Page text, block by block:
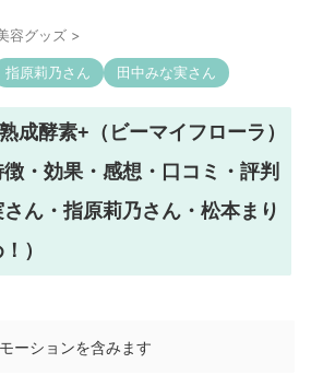
容グッズ >
指原莉乃さん 田中みな実さん
成酵素+（ビーマイフローラ）
・効果・感想・口コミ・評判
ん・指原莉乃さん・松本まり
）
ーションを含みます